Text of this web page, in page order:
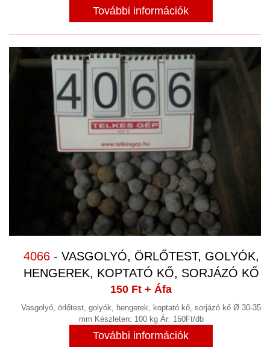
További információk
4066- VASGOLYÓ, ÖRLŐTEST, GOLYÓK,
HENGEREK, KOPTATÓ KŐ, SORJÁZÓ KŐ
150 Ft + Áfa
Vasgolyó, örlőtest, golyók, hengerek, koptató kő, sorjázó kő Ø 30-35
mm Készleten: 100 kg Ár: 150Ft/db
További információk